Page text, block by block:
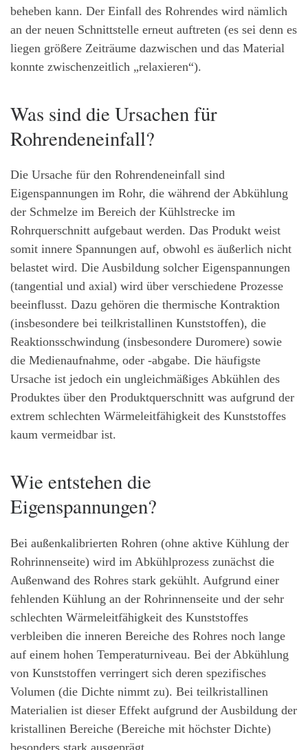
beheben kann. Der Einfall des Rohrendes wird nämlich
an der neuen Schnittstelle erneut auftreten (es sei denn es
liegen größere Zeiträume dazwischen und das Material
konnte zwischenzeitlich „relaxieren“).
Was sind die Ursachen für
Rohrendeneinfall?
Die Ursache für den Rohrendeneinfall sind
Eigenspannungen im Rohr, die während der Abkühlung
der Schmelze im Bereich der Kühlstrecke im
Rohrquerschnitt aufgebaut werden. Das Produkt weist
somit innere Spannungen auf, obwohl es äußerlich nicht
belastet wird. Die Ausbildung solcher Eigenspannungen
(tangential und axial) wird über verschiedene Prozesse
beeinflusst. Dazu gehören die thermische Kontraktion
(insbesondere bei teilkristallinen Kunststoffen), die
Reaktionsschwindung (insbesondere Duromere) sowie
die Medienaufnahme, oder -abgabe. Die häufigste
Ursache ist jedoch ein ungleichmäßiges Abkühlen des
Produktes über den Produktquerschnitt was aufgrund der
extrem schlechten Wärmeleitfähigkeit des Kunststoffes
kaum vermeidbar ist.
Wie entstehen die
Eigenspannungen?
Bei außenkalibrierten Rohren (ohne aktive Kühlung der
Rohrinnenseite) wird im Abkühlprozess zunächst die
Außenwand des Rohres stark gekühlt. Aufgrund einer
fehlenden Kühlung an der Rohrinnenseite und der sehr
schlechten Wärmeleitfähigkeit des Kunststoffes
verbleiben die inneren Bereiche des Rohres noch lange
auf einem hohen Temperaturniveau. Bei der Abkühlung
von Kunststoffen verringert sich deren spezifisches
Volumen (die Dichte nimmt zu). Bei teilkristallinen
Materialien ist dieser Effekt aufgrund der Ausbildung der
kristallinen Bereiche (Bereiche mit höchster Dichte)
besonders stark ausgeprägt.